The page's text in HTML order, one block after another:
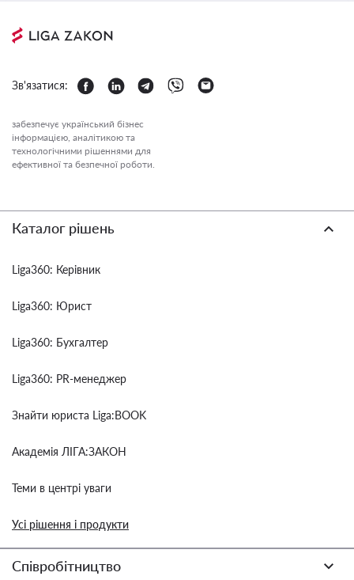
Зв'язатися:
забезпечує український бізнес
інформацією, аналітикою та
технологічними рішеннями для
ефективної та безпечної роботи.
Каталог рішень
Liga360: Керівник
Liga360: Юрист
Liga360: Бухгалтер
Liga360: PR-менеджер
Знайти юриста Liga:BOOK
Академія ЛІГА:ЗАКОН
Теми в центрі уваги
Усі рішення і продукти
Співробітництво